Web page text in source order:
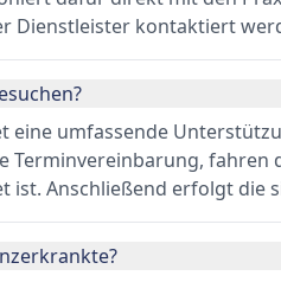
Dienstleister kontaktiert
eine umfassende
Terminvereinbarung, fahren
ist. Anschließend erfolgt die